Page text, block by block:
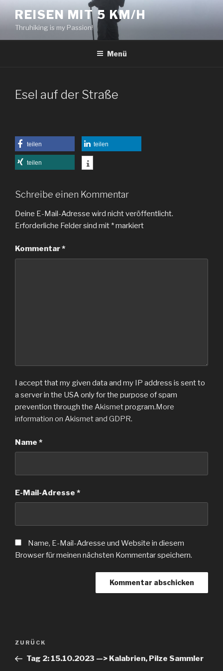
Inhalt
springen
REISEN MIT 5 KM/H
Thruhiking is my Passion!
Menü
Esel auf der Straße
teilen teilen
teilen
Schreibe einen Kommentar
Deine E-Mail-Adresse wird nicht veröffentlicht.
Erforderliche Felder sind mit *markiert
Kommentar*
I accept that my given data and my IP address is sent to
a server in the USA only for the purpose of spam
prevention through the Akismetprogram.More
information on Akismet and GDPR.
Name *
E-Mail-Adresse *
Name, E-Mail-Adresse und Website in diesem
Browser für meinen nächsten Kommentar speichern.
Beitragsnavigation
Vorheriger
Beitrag
ZURÜCK
Tag 2: 15.10.2023 —> Kalabrien, Pilze Sammler